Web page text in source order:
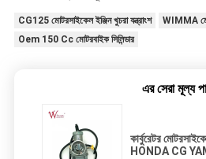
CG125 মোটরসাইকেল ইঞ্জিন খুচরা যন্ত্রাংশ
WIMMA
Oem 150 Cc মোটরবাইক সিলিন্ডার
এর সেরা মূল্য
কার্বুরেটর
HONDA CG